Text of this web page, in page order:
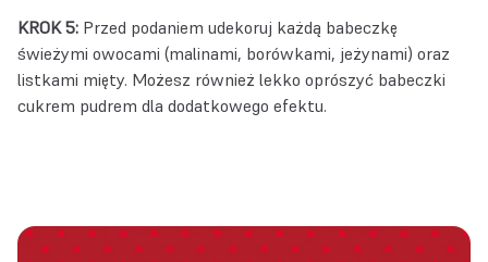
KROK 5: Przed podaniem udekoruj każdą babeczkę
świeżymi owocami (malinami, borówkami, jeżynami) oraz
listkami mięty. Możesz również lekko oprószyć babeczki
cukrem pudrem dla dodatkowego efektu.